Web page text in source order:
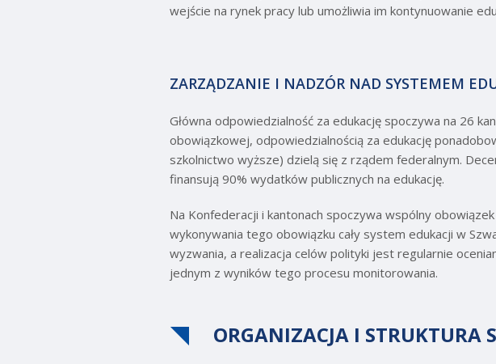
wejście na rynek pracy lub umożliwia im kontynuowanie
ZARZĄDZANIE I NADZÓR NAD SYSTEMEM
Główna odpowiedzialność za edukację spoczywa na 26
obowiązkowej, odpowiedzialnością za edukację
szkolnictwo wyższe) dzielą się z rządem federalnym.
finansują 90% wydatków publicznych na edukację.
Na Konfederacji i kantonach spoczywa wspólny
wykonywania tego obowiązku cały system edukacji w
wyzwania, a realizacja celów polityki jest regularnie
jednym z wyników tego procesu monitorowania.
ORGANIZACJA I STRUKTURA